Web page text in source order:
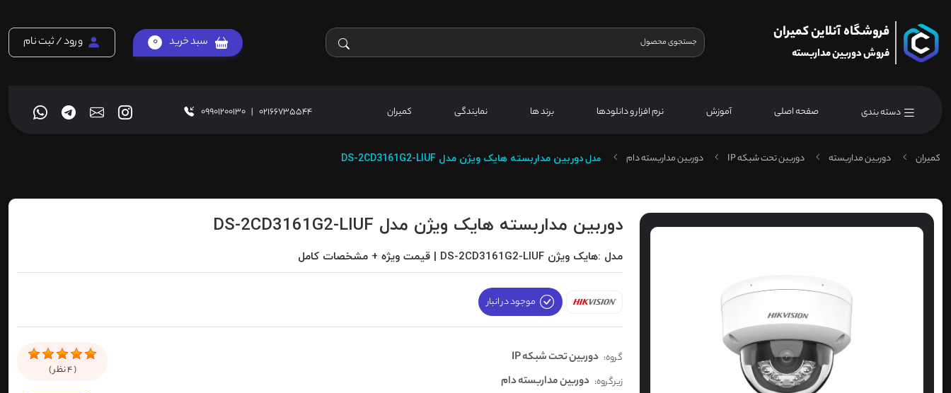
فروشگاه آنلاین کمیران
فروش دوربین مداربسته
سبد خرید 0 ورود / ثبت نام
دسته بندی صفحه اصلی آموزش نرم افزار و دانلودها برند ها نمایندگی کمیران 02166735544
|
09901200130
کمیران دوربین مداربسته دوربین تحت شبکه IP دوربین مداربسته دام مدلدوربین مداربسته هایک ویژن مدل DS-2CD3161G2-LIUF
دوربین مداربسته هایک ویژن مدل DS-2CD3161G2-LIUF
مدل :هایک ویژن DS-2CD3161G2-LIUF | قیمت ویژه + مشخصات کامل
موجود در انبار
گروه: دوربین تحت شبکه IP
زیرگروه: دوربین مداربسته دام
(
4نظر )